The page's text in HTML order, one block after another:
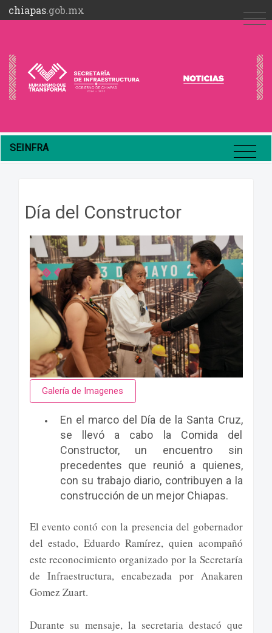
chiapas.gob.mx
SEINFRA
Día del Constructor
Galería de Imagenes
En el marco del Día de la Santa Cruz,
se llevó a cabo la Comida del
Constructor, un encuentro sin
precedentes que reunió a quienes,
con su trabajo diario, contribuyen a la
construcción de un mejor Chiapas.
El evento contó con la presencia del gobernador
del estado, Eduardo Ramírez, quien acompañó
este reconocimiento organizado por la Secretaría
de Infraestructura, encabezada por Anakaren
Gomez Zuart.
Durante su mensaje, la secretaria destacó que